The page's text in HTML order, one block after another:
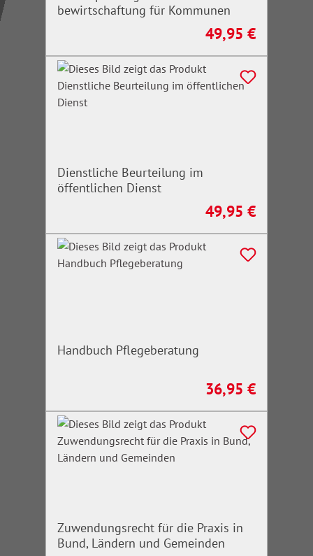
bewirtschaftung für Kommunen
Regulärer Preis:
49,95 €
Dienstliche Beurteilung im
öffentlichen Dienst
Regulärer Preis:
49,95 €
Handbuch Pflegeberatung
Regulärer Preis:
36,95 €
Zuwendungsrecht für die Praxis in
Bund, Ländern und Gemeinden